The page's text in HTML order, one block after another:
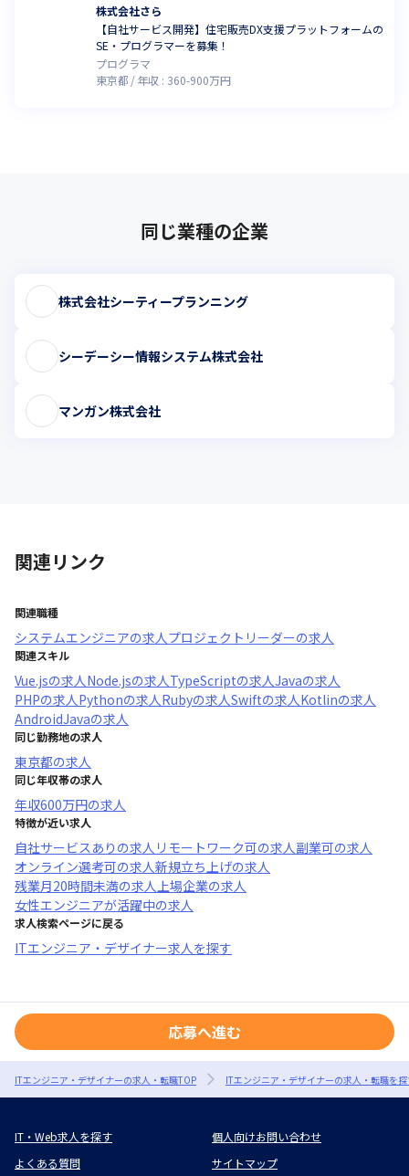
株式会社さら
【自社サービス開発】住宅販売DX支援プラットフォームの
SE・プログラマーを募集！
プログラマ
東京都
年収 : 360-900万円
同じ業種の企業
株式会社シーティープランニング
シーデーシー情報システム株式会社
マンガン株式会社
関連リンク
関連職種
システムエンジニアの求人プロジェクトリーダーの求人
関連スキル
Vue.jsの求人Node.jsの求人TypeScriptの求人Javaの求人
PHPの求人Pythonの求人Rubyの求人Swiftの求人Kotlinの求人
AndroidJavaの求人
同じ勤務地の求人
東京都の求人
同じ年収帯の求人
年収600万円の求人
特徴が近い求人
自社サービスあり の求人 リモートワーク可の求人副業可の求人
オンライン選考可の求人新規立ち上げの求人
残業月20時間未満の求人上場企業の求人
女性エンジニアが活躍中の求人
求人検索ページに戻る
ITエンジニア・デザイナー求人を探す
応募へ進む
ITエンジニア・デザイナーの求人・転職TOP ITエンジニア・デザイナーの求人・転職を
IT・Web求人を探す
個人向けお問い合わせ
よくある質問
サイトマップ